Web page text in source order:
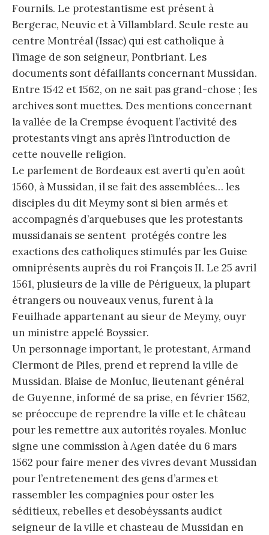
Fournils. Le protestantisme est présent à
Bergerac, Neuvic et à Villamblard. Seule reste au
centre Montréal (Issac) qui est catholique à
l’image de son seigneur, Pontbriant. Les
documents sont défaillants concernant Mussidan.
Entre 1542 et 1562, on ne sait pas grand-chose ; les
archives sont muettes. Des mentions concernant
la vallée de la Crempse évoquent l’activité des
protestants vingt ans après l’introduction de
cette nouvelle religion.
Le parlement de Bordeaux est averti qu’en août
1560, à Mussidan, il se fait des assemblées… les
disciples du dit Meymy sont si bien armés et
accompagnés d’arquebuses que les protestants
mussidanais se sentent protégés contre les
exactions des catholiques stimulés par les Guise
omniprésents auprès du roi François II. Le 25 avril
1561, plusieurs de la ville de Périgueux, la plupart
étrangers ou nouveaux venus, furent à la
Feuilhade appartenant au sieur de Meymy, ouyr
un ministre appelé Boyssier.
Un personnage important, le protestant, Armand
Clermont de Piles, prend et reprend la ville de
Mussidan. Blaise de Monluc, lieutenant général
de Guyenne, informé de sa prise, en février 1562,
se préoccupe de reprendre la ville et le château
pour les remettre aux autorités royales. Monluc
signe une commission à Agen datée du 6 mars
1562 pour faire mener des vivres devant Mussidan
pour l’entretenement des gens d’armes et
rassembler les compagnies pour oster les
séditieux, rebelles et desobéyssants audict
seigneur de la ville et chasteau de Mussidan en